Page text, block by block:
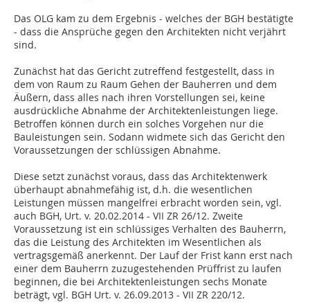
Das OLG kam zu dem Ergebnis - welches der BGH bestätigte
- dass die Ansprüche gegen den Architekten nicht verjährt
sind.
Zunächst hat das Gericht zutreffend festgestellt, dass in
dem von Raum zu Raum Gehen der Bauherren und dem
Äußern, dass alles nach ihren Vorstellungen sei, keine
ausdrückliche Abnahme der Architektenleistungen liege.
Betroffen können durch ein solches Vorgehen nur die
Bauleistungen sein. Sodann widmete sich das Gericht den
Voraussetzungen der schlüssigen Abnahme.
Diese setzt zunächst voraus, dass das Architektenwerk
überhaupt abnahmefähig ist, d.h. die wesentlichen
Leistungen müssen mangelfrei erbracht worden sein, vgl.
auch BGH, Urt. v. 20.02.2014 - VII ZR 26/12. Zweite
Voraussetzung ist ein schlüssiges Verhalten des Bauherrn,
das die Leistung des Architekten im Wesentlichen als
vertragsgemäß anerkennt. Der Lauf der Frist kann erst nach
einer dem Bauherrn zuzugestehenden Prüffrist zu laufen
beginnen, die bei Architektenleistungen sechs Monate
beträgt, vgl. BGH Urt. v. 26.09.2013 - VII ZR 220/12.